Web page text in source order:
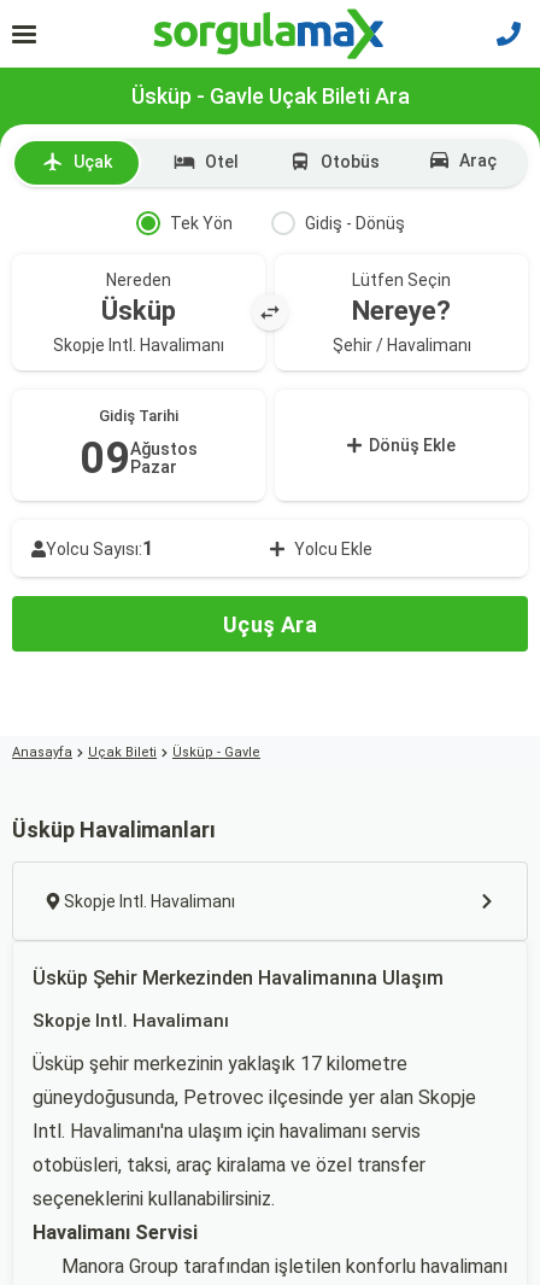
Üsküp - Gavle Uçak Bileti Ara
Uçak Otel Otobüs Araç
Tek Yön Gidiş - Dönüş
Nereden
Üsküp
Skopje Intl. Havalimanı
Lütfen Seçin
Nereye?
Şehir / Havalimanı
Gidiş Tarihi
09Ağustos
Pazar
Dönüş Ekle
Yolcu Sayısı:1 Yolcu Ekle
Uçuş Ara
Anasayfa Uçak Bileti Üsküp - Gavle
Üsküp Havalimanları
Skopje Intl. Havalimanı
Üsküp Şehir Merkezinden Havalimanına Ulaşım
Skopje Intl. Havalimanı
Üsküp şehir merkezinin yaklaşık 17 kilometre
güneydoğusunda, Petrovec ilçesinde yer alan Skopje
Intl. Havalimanı'na ulaşım için havalimanı servis
otobüsleri, taksi, araç kiralama ve özel transfer
seçeneklerini kullanabilirsiniz.
Havalimanı Servisi
Manora Group tarafından işletilen konforlu havalimanı